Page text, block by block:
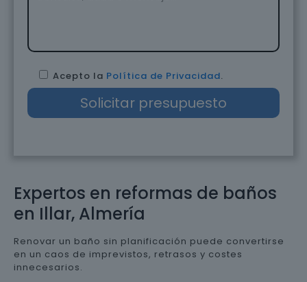
Expertos en reformas de baños
en Illar, Almería
Renovar un baño sin planificación puede convertirse
en un caos de imprevistos, retrasos y costes
innecesarios.
Acepto la Política de Privacidad.